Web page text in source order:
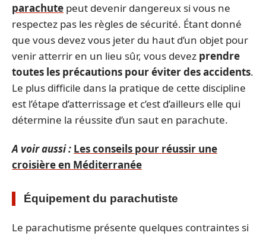
parachute peut devenir dangereux si vous ne
respectez pas les règles de sécurité. Étant donné
que vous devez vous jeter du haut d’un objet pour
venir atterrir en un lieu sûr, vous devez prendre
toutes les précautions pour éviter des accidents.
Le plus difficile dans la pratique de cette discipline
est l’étape d’atterrissage et c’est d’ailleurs elle qui
détermine la réussite d’un saut en parachute.
A voir aussi : Les conseils pour réussir une
croisière en Méditerranée
Équipement du parachutiste
Le parachutisme présente quelques contraintes si